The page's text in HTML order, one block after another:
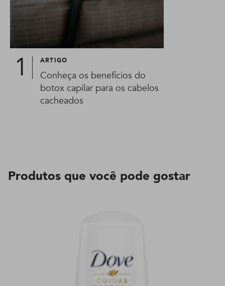
ARTIGO
Conheça os benefícios do
botox capilar para os cabelos
cacheados
Produtos que você pode gostar